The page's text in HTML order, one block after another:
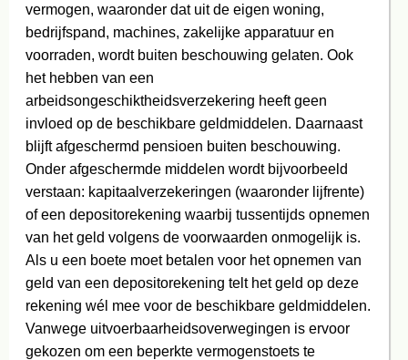
vermogen, waaronder dat uit de eigen woning,
bedrijfspand, machines, zakelijke apparatuur en
voorraden, wordt buiten beschouwing gelaten. Ook
het hebben van een
arbeidsongeschiktheidsverzekering heeft geen
invloed op de beschikbare geldmiddelen. Daarnaast
blijft afgeschermd pensioen buiten beschouwing.
Onder afgeschermde middelen wordt bijvoorbeeld
verstaan: kapitaalverzekeringen (waaronder lijfrente)
of een depositorekening waarbij tussentijds opnemen
van het geld volgens de voorwaarden onmogelijk is.
Als u een boete moet betalen voor het opnemen van
geld van een depositorekening telt het geld op deze
rekening wél mee voor de beschikbare geldmiddelen.
Vanwege uitvoerbaarheidsoverwegingen is ervoor
gekozen om een beperkte vermogenstoets te